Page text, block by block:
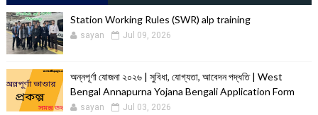
Station Working Rules (SWR) alp training
sayan Jul 09, 2026
অন্নপূর্ণা যোজনা ২০২৬ | সুবিধা, যোগ্যতা, আবেদন পদ্ধতি | West
Bengal Annapurna Yojana Bengali Application Form
sayan Jul 03, 2026